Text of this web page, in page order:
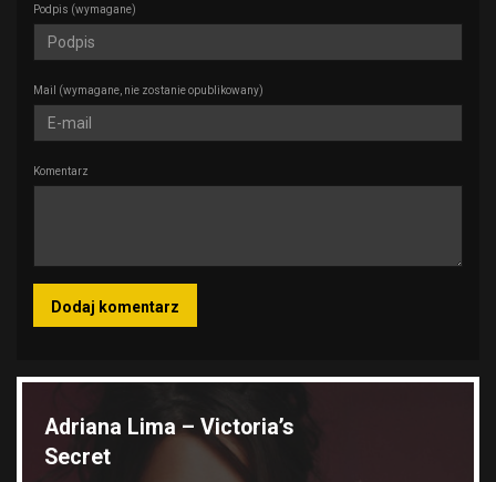
Podpis (wymagane)
Mail (wymagane, nie zostanie opublikowany)
Komentarz
Adriana Lima – Victoria’s
Secret